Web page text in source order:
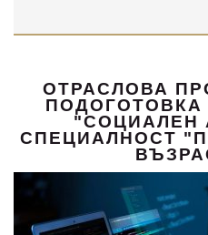
ОТРАСЛОВА
"СОЦИАЛЕН
СПЕЦИАЛНОСТ